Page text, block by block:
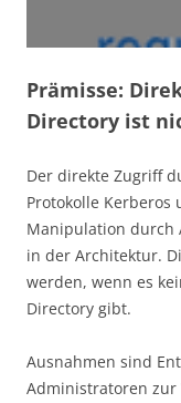
Prämisse:
Directory ist
Der direkte Zugriff
Protokolle Kerberos
Manipulation durch
in der Architektur.
werden, wenn es
Directory gibt.
Ausnahmen sind
Administratoren zur